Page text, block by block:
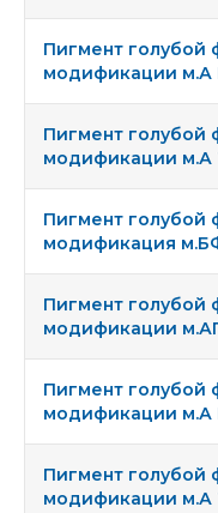
Пигмент голубой
модификации м.А
Пигмент голубой
модификации м.А
Пигмент голубой
модификация
Пигмент голубой
модификации
Пигмент голубой
модификации м.А
Пигмент голубой
модификации м.А